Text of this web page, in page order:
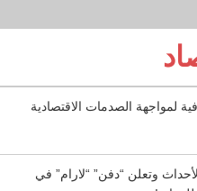
لمواجهة الصدمات الاقتصادية
وتعلن “دفن” “لارام” في